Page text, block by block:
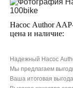
Насос Author
цена и наличие:
Надежный Насос
Мы предлагаем
Ваша итоговая